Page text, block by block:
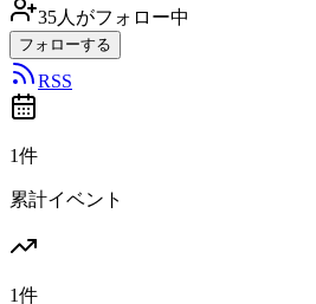
35人がフォロー中
フォローする
RSS
1件
累計イベント
1件